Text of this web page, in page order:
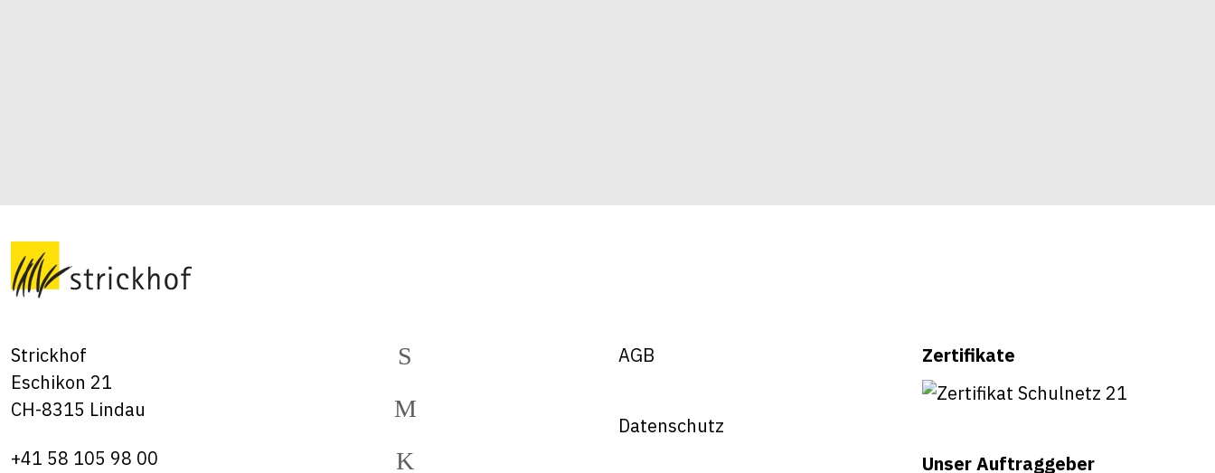
Strickhof
Eschikon 21
CH-8315 Lindau
+41 58 105 98 00
AGB
Datenschutz
Zertifikate
Unser Auftraggeber